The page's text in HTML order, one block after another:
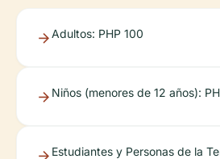
Adultos: PHP 100
Niños (menores de 12 años):
Estudiantes y Personas de la